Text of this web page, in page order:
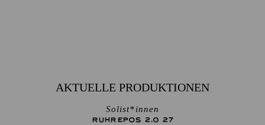
AKTUELLE PRODUKTIONEN
Solist*innen
RUHREPOS 2.0 27